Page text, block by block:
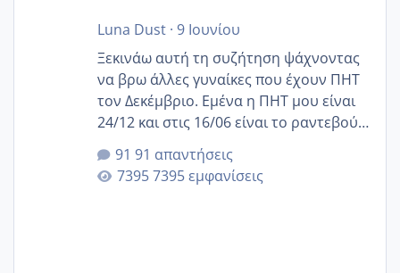
Luna Dust· 9 Ιουνίου
Ξεκινάω αυτή τη συζήτηση ψάχνοντας
να βρω άλλες γυναίκες που έχουν ΠΗΤ
τον Δεκέμβριο. Εμένα η ΠΗΤ μου είναι
24/12 και στις 16/06 είναι το ραντεβού
της αυχενικής διαφάνειας. Έχω αρκετό
άγχος και οι μέρες δεν φαίνεται να
περνάνε με τίποτα.
91 απαντήσεις
7395 εμφανίσεις